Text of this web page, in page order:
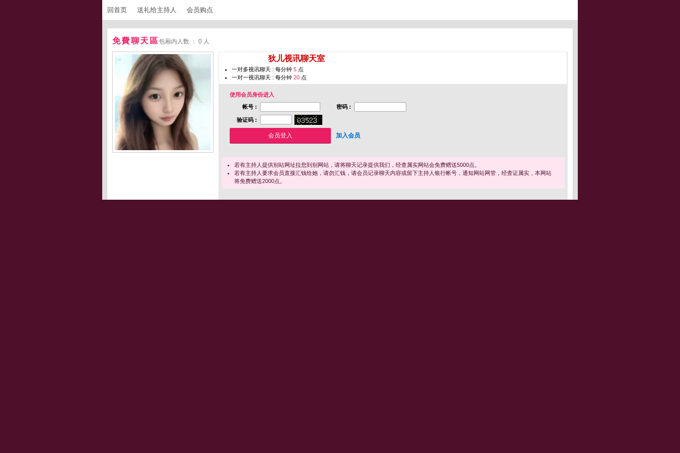
回首页 送礼给主持人 会员购点
免費聊天區包厢内人数 ： 0 人
狄儿视讯聊天室
一对多视讯聊天 : 每分钟 5 点
一对一视讯聊天 : 每分钟 20 点
使用会员身份进入
帐号 :
密码 :
验证码 :
加入会员
若有主持人提供别站网址拉您到别网站，请将聊天记录提供我们，经查属实网站会免费赠送5000点。
若有主持人要求会员直接汇钱给她，请勿汇钱，请会员记录聊天内容或留下主持人银行帐号，通知网站网管，经查证属实，本网站
将免费赠送2000点。